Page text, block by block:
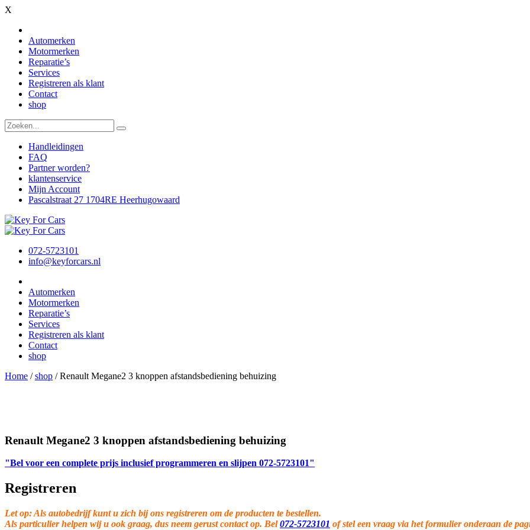
X
Automerken
Motormerken
Reparatie’s
Services
Registreren als klant
Contact
shop
Handleidingen
FAQ
Partner worden?
klantenservice
Mijn Account
Pascalstraat 27 1704RE Heerhugowaard
072-5723101
info@keyforcars.nl
Automerken
Motormerken
Reparatie’s
Services
Registreren als klant
Contact
shop
Home /shop /Renault Megane2 3 knoppen afstandsbediening behuizing
Renault Megane2 3 knoppen afstandsbediening behuizing
"Bel voor een complete prijs inclusief programmeren en slijpen 072-5723101"
Registreren
Let op: Als autobedrijf kunt u zich bij ons registreren om de producten te bestellen.
Als particulier helpen wij u ook graag, dus neem gerust contact op. Bel072-5723101 of stel een vraag via het formulier onderaan de